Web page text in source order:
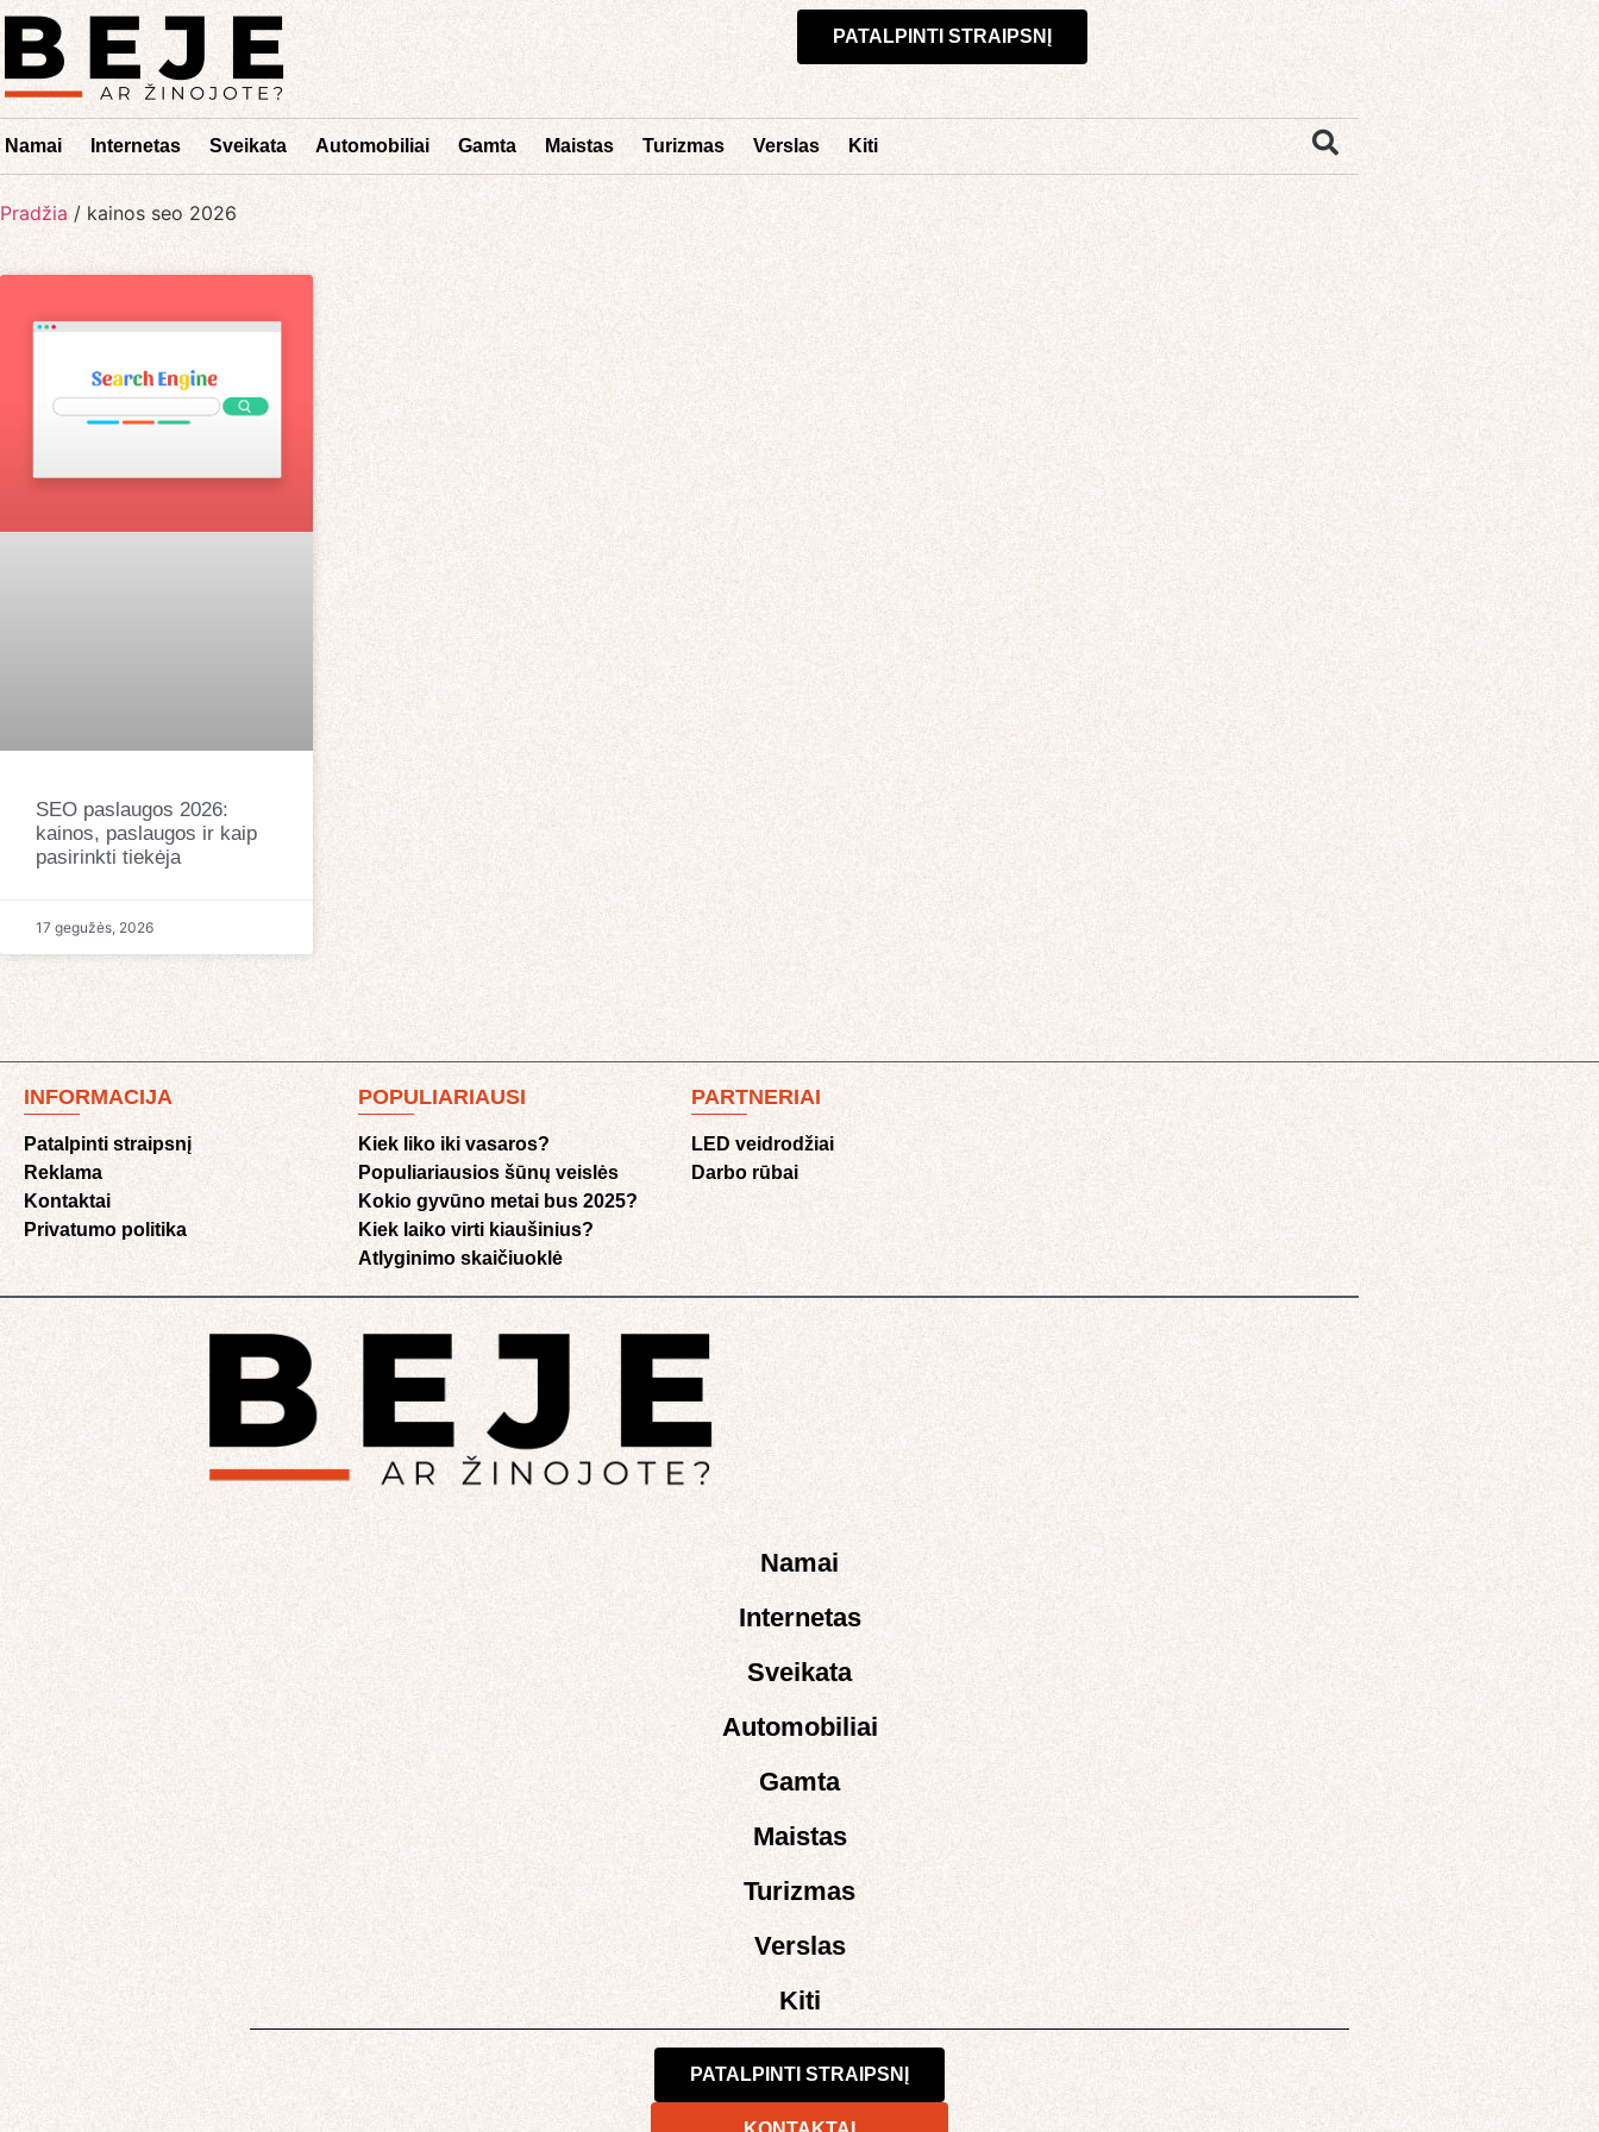
PATALPINTI STRAIPSNĮ
Namai Internetas Sveikata Automobiliai Gamta Maistas Turizmas Verslas Kiti
Pradžia / kainos seo 2026
SEO paslaugos 2026:
kainos, paslaugos ir kaip
pasirinkti tiekėja
17 gegužės, 2026
INFORMACIJA
Patalpinti straipsnį
Reklama
Kontaktai
Privatumo politika
POPULIARIAUSI
Kiek liko iki vasaros?
Populiariausios šūnų veislės
Kokio gyvūno metai bus 2025?
Kiek laiko virti kiaušinius?
Atlyginimo skaičiuoklė​
PARTNERIAI
LED veidrodžiai
Darbo rūbai
Namai
Internetas
Sveikata
Automobiliai
Gamta
Maistas
Turizmas
Verslas
Kiti
PATALPINTI STRAIPSNĮ